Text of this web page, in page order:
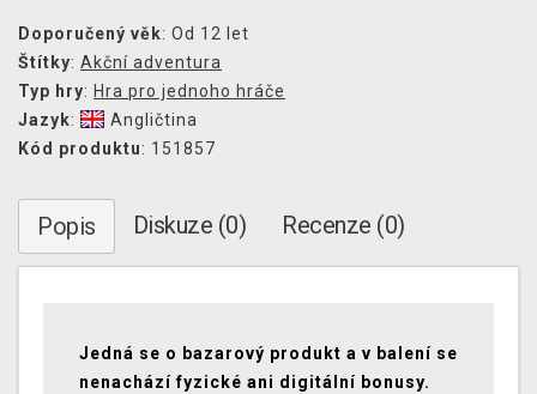
Doporučený věk: Od 12 let
Štítky: Akční adventura
Typ hry: Hra pro jednoho hráče
Jazyk:
Angličtina
Kód produktu: 151857
Popis Diskuze (0) Recenze (0)
Jedná se o bazarový produkt a v balení se
nenachází fyzické ani digitální bonusy.